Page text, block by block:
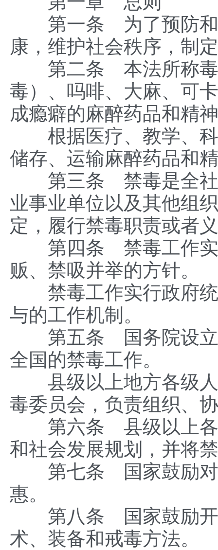
第一条 为了预防和
康，维护社会秩序，制
第二条 本法所称毒
毒）、吗啡、大麻、可
成瘾癖的麻醉药品和精
根据医疗、教学、科
储存、运输麻醉药品和
第三条 禁毒是全社
业事业单位以及其他组
定，履行禁毒职责或者
第四条 禁毒工作实
贩、禁吸并举的方针。
禁毒工作实行政府统
与的工作机制。
第五条 国务院设立
全国的禁毒工作。
县级以上地方各级人
毒委员会，负责组织、
第六条 县级以上各
和社会发展规划，并将
第七条 国家鼓励对
惠。
第八条 国家鼓励开
术、装备和戒毒方法。